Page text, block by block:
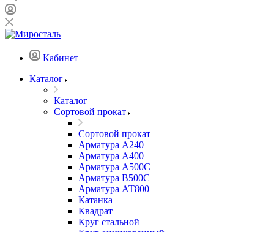
Кабинет
Каталог
Каталог
Сортовой прокат
Сортовой прокат
Арматура А240
Арматура А400
Арматура А500C
Арматура В500С
Арматура АТ800
Катанка
Квадрат
Круг стальной